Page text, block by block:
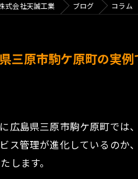
式会社天誠工業 ブログ コラム
三原市駒ケ原町の実例
広島県三原市駒ケ原町で
ス管理が進化しているの
します。